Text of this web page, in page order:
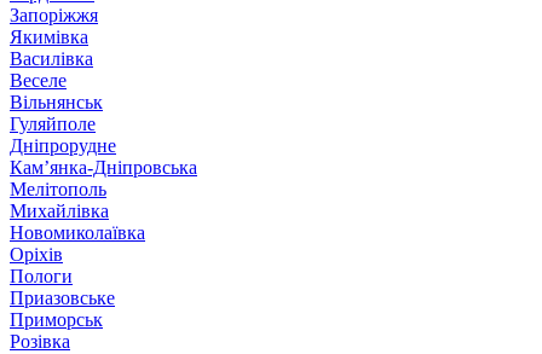
Запоріжжя
Якимівка
Василівка
Веселе
Вільнянськ
Гуляйполе
Дніпрорудне
Кам’янка-Дніпровська
Мелітополь
Михайлівка
Новомиколаївка
Оріхів
Пологи
Приазовське
Приморськ
Розівка